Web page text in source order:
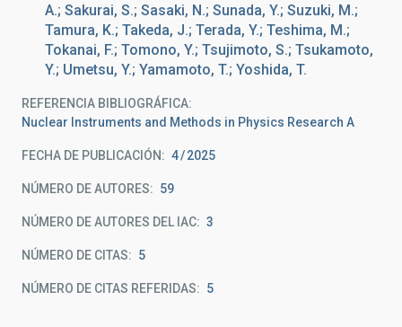
A.; Sakurai, S.; Sasaki, N.; Sunada, Y.; Suzuki, M.;
Tamura, K.; Takeda, J.; Terada, Y.; Teshima, M.;
Tokanai, F.; Tomono, Y.; Tsujimoto, S.; Tsukamoto,
Y.; Umetsu, Y.; Yamamoto, T.; Yoshida, T.
REFERENCIA BIBLIOGRÁFICA
Nuclear Instruments and Methods in Physics Research A
FECHA DE PUBLICACIÓN: 4 2025
NÚMERO DE AUTORES 59
NÚMERO DE AUTORES DEL IAC 3
NÚMERO DE CITAS 5
NÚMERO DE CITAS REFERIDAS 5